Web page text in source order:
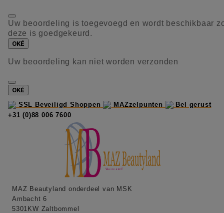
Uw beoordeling is toegevoegd en wordt beschikbaar
deze is goedgekeurd.
OKÉ
Uw beoordeling kan niet worden verzonden
OKÉ
SSL Beveiligd Shoppen
MAZzelpunten
Bel gerust
+31 (0)88 006 7600
MAZ Beautyland onderdeel van MSK
Ambacht 6
5301KW Zaltbommel